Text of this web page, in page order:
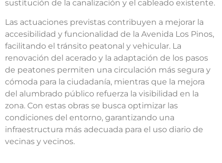
sustitución de la canalización y el cableado existente.
Las actuaciones previstas contribuyen a mejorar la
accesibilidad y funcionalidad de la Avenida Los Pinos,
facilitando el tránsito peatonal y vehicular. La
renovación del acerado y la adaptación de los pasos
de peatones permiten una circulación más segura y
cómoda para la ciudadanía, mientras que la mejora
del alumbrado público refuerza la visibilidad en la
zona. Con estas obras se busca optimizar las
condiciones del entorno, garantizando una
infraestructura más adecuada para el uso diario de
vecinas y vecinos.